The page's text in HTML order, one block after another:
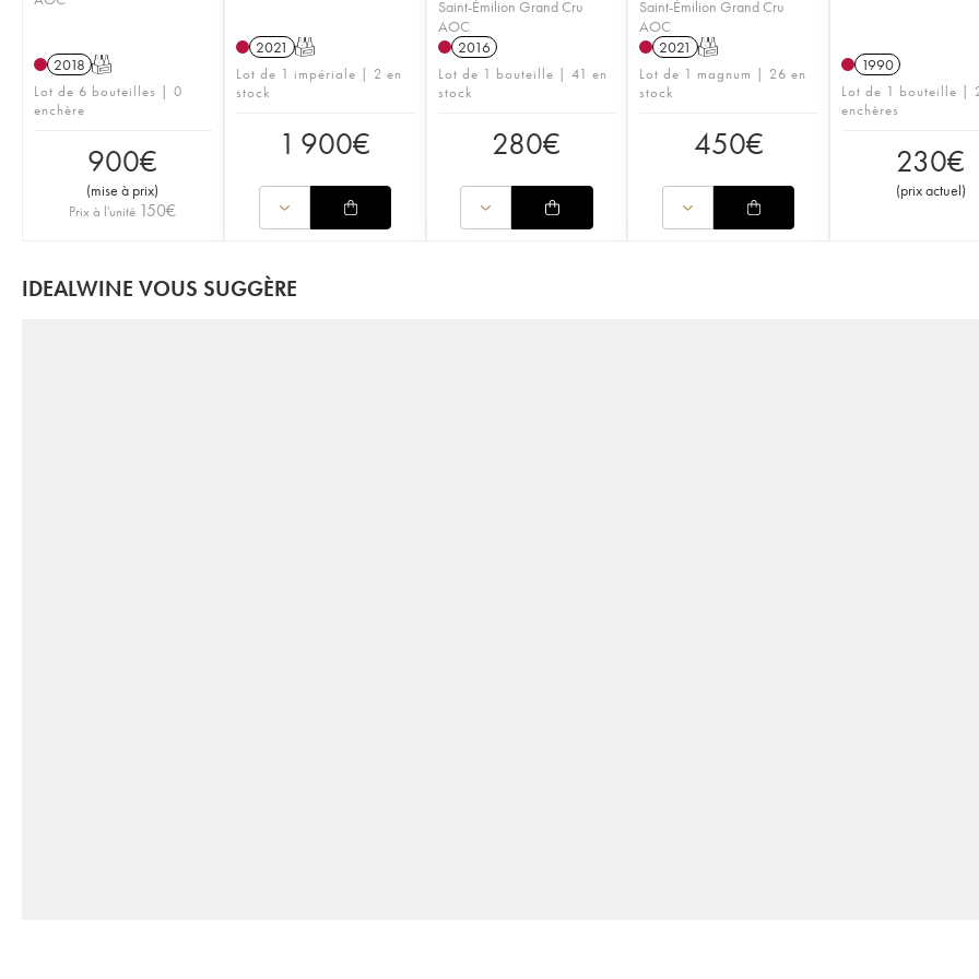
2018 T
Lot de 6 bouteilles | 0
enchère
900€
(mise à prix)
Prix à l'unité 150€
2021 T
Lot de 1 impériale | 2 en
stock
1 900€
Saint-Émilion Grand Cru
AOC
2016
Lot de 1 bouteille | 41 en
stock
280€
Saint-Émilion Grand Cru
AOC
2021 T
Lot de 1 magnum | 26 en
stock
450€
1990
Lot de 1 bouteille |
enchères
230€
(prix actuel)
IDEALWINE VOUS SUGGÈRE